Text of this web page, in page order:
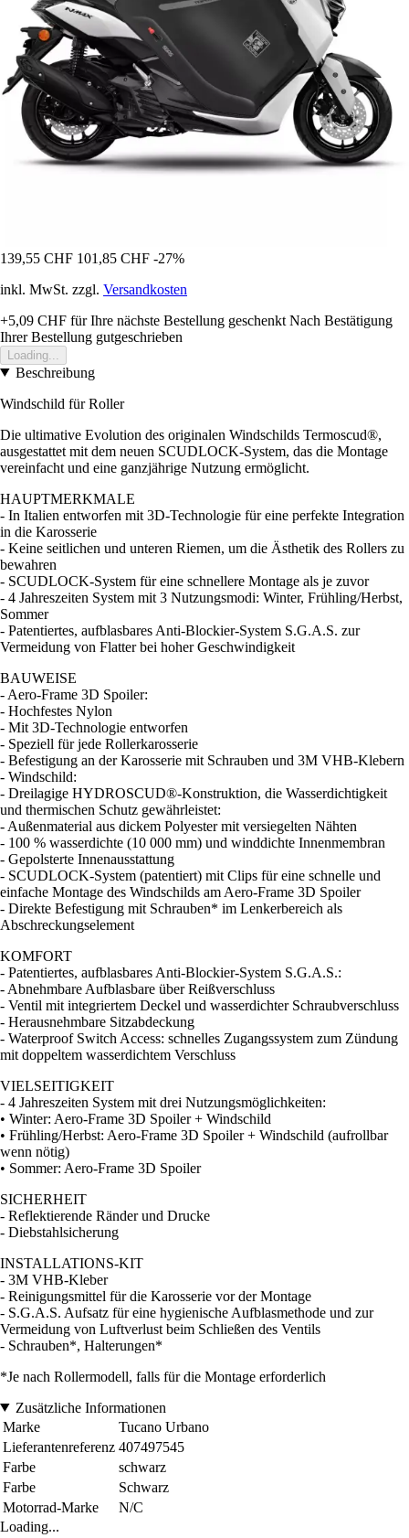
139,55 CHF 101,85 CHF -27%
inkl. MwSt. zzgl. Versandkosten
+5,09 CHF für Ihre nächste Bestellung geschenkt Nach Bestätigung
Ihrer Bestellung gutgeschrieben
Loading...
Beschreibung
Windschild für Roller
Die ultimative Evolution des originalen Windschilds Termoscud®,
ausgestattet mit dem neuen SCUDLOCK-System, das die Montage
vereinfacht und eine ganzjährige Nutzung ermöglicht.
HAUPTMERKMALE
- In Italien entworfen mit 3D-Technologie für eine perfekte Integration
in die Karosserie
- Keine seitlichen und unteren Riemen, um die Ästhetik des Rollers zu
bewahren
- SCUDLOCK-System für eine schnellere Montage als je zuvor
- 4 Jahreszeiten System mit 3 Nutzungsmodi: Winter, Frühling/Herbst,
Sommer
- Patentiertes, aufblasbares Anti-Blockier-System S.G.A.S. zur
Vermeidung von Flatter bei hoher Geschwindigkeit
BAUWEISE
- Aero-Frame 3D Spoiler:
- Hochfestes Nylon
- Mit 3D-Technologie entworfen
- Speziell für jede Rollerkarosserie
- Befestigung an der Karosserie mit Schrauben und 3M VHB-Klebern
- Windschild:
- Dreilagige HYDROSCUD®-Konstruktion, die Wasserdichtigkeit
und thermischen Schutz gewährleistet:
- Außenmaterial aus dickem Polyester mit versiegelten Nähten
- 100 % wasserdichte (10 000 mm) und winddichte Innenmembran
- Gepolsterte Innenausstattung
- SCUDLOCK-System (patentiert) mit Clips für eine schnelle und
einfache Montage des Windschilds am Aero-Frame 3D Spoiler
- Direkte Befestigung mit Schrauben* im Lenkerbereich als
Abschreckungselement
KOMFORT
- Patentiertes, aufblasbares Anti-Blockier-System S.G.A.S.:
- Abnehmbare Aufblasbare über Reißverschluss
- Ventil mit integriertem Deckel und wasserdichter Schraubverschluss
- Herausnehmbare Sitzabdeckung
- Waterproof Switch Access: schnelles Zugangssystem zum Zündung
mit doppeltem wasserdichtem Verschluss
VIELSEITIGKEIT
- 4 Jahreszeiten System mit drei Nutzungsmöglichkeiten:
• Winter: Aero-Frame 3D Spoiler + Windschild
• Frühling/Herbst: Aero-Frame 3D Spoiler + Windschild (aufrollbar
wenn nötig)
• Sommer: Aero-Frame 3D Spoiler
SICHERHEIT
- Reflektierende Ränder und Drucke
- Diebstahlsicherung
INSTALLATIONS-KIT
- 3M VHB-Kleber
- Reinigungsmittel für die Karosserie vor der Montage
- S.G.A.S. Aufsatz für eine hygienische Aufblasmethode und zur
Vermeidung von Luftverlust beim Schließen des Ventils
- Schrauben*, Halterungen*
*Je nach Rollermodell, falls für die Montage erforderlich
Zusätzliche Informationen
Marke
Tucano Urbano
Lieferantenreferenz 407497545
Farbe
schwarz
Farbe
Schwarz
Motorrad-Marke
N/C
Loading...